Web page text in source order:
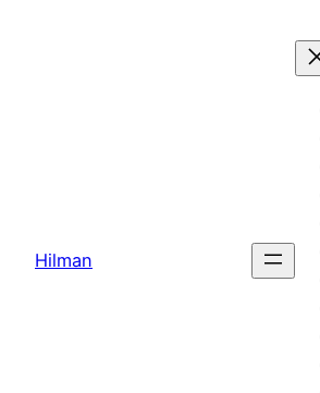
Hilman